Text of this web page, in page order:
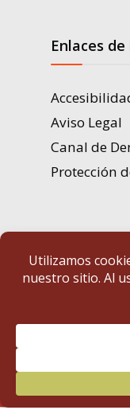
Enlaces
Aviso Legal
Canal de
Protección
Portal de